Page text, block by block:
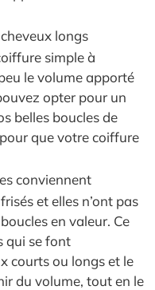
cheveux longs
simple à
le volume apporté
opter pour un
belles boucles de
que votre coiffure
conviennent
et elles n’ont pas
en valeur. Ce
qui se font
courts ou longs et le
du volume, tout en le